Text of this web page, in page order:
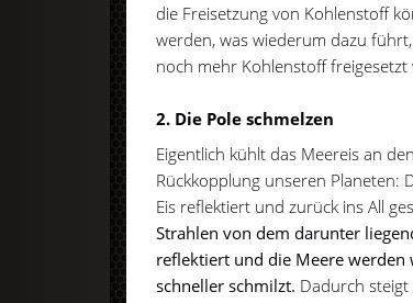
die Freisetzung von Kohlenstoff
werden, was wiederum dazu
noch mehr Kohlenstoff freigesetzt
2. Die Pole schmelzen
Eigentlich kühlt das Meereis an
Rückkopplung unseren Planeten:
Eis reflektiert und zurück ins All
Strahlen von dem darunter
reflektiert und die Meere werden
schneller schmilzt. Dadurch steigt